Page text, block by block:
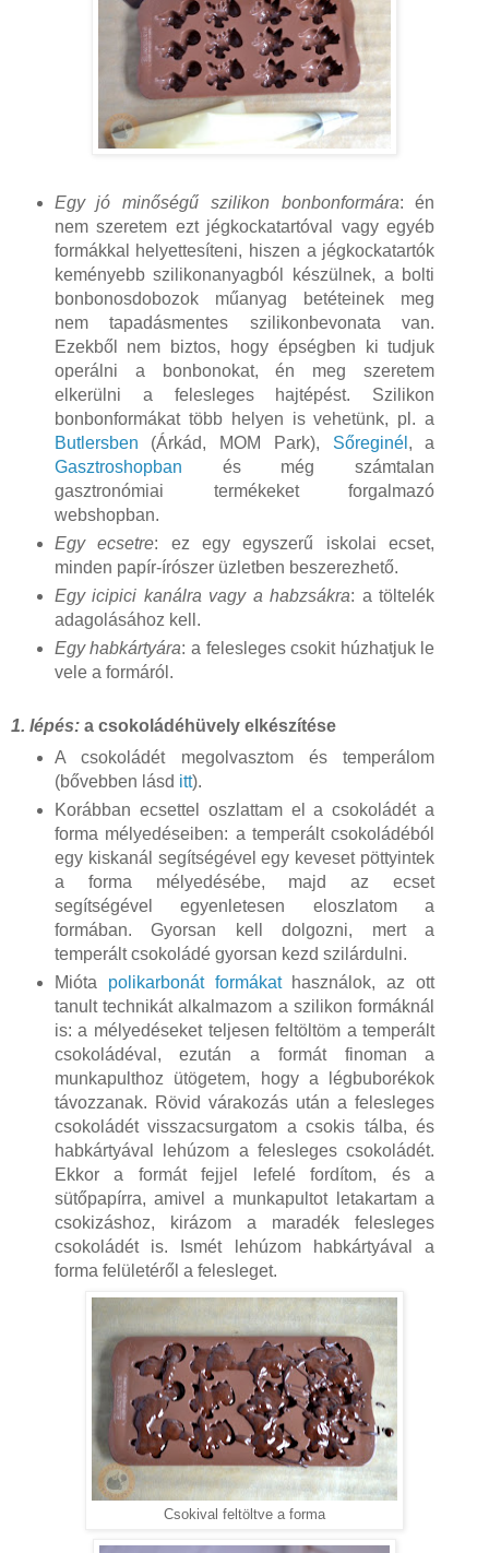
Egy jó minőségű szilikon bonbonformára: én
nem szeretem ezt jégkockatartóval vagy egyéb
formákkal helyettesíteni, hiszen a jégkockatartók
keményebb szilikonanyagból készülnek, a bolti
bonbonosdobozok műanyag betéteinek meg
nem tapadásmentes szilikonbevonata van.
Ezekből nem biztos, hogy épségben ki tudjuk
operálni a bonbonokat, én meg szeretem
elkerülni a felesleges hajtépést. Szilikon
bonbonformákat több helyen is vehetünk, pl. a
Butlersben (Árkád, MOM Park), Sőreginél , a
Gasztroshopban és még számtalan
gasztronómiai termékeket forgalmazó
webshopban.
Egy ecsetre: ez egy egyszerű iskolai ecset,
minden papír-írószer üzletben beszerezhető.
Egy icipici kanálra vagy a habzsákra: a töltelék
adagolásához kell.
Egy habkártyára: a felesleges csokit húzhatjuk le
vele a formáról.
1. lépés: a csokoládéhüvely elkészítése
A csokoládét megolvasztom és temperálom
(bővebben lásd itt).
Korábban ecsettel oszlattam el a csokoládét a
forma mélyedéseiben: a temperált csokoládéból
egy kiskanál segítségével egy keveset pöttyintek
a forma mélyedésébe, majd az ecset
segítségével egyenletesen eloszlatom a
formában. Gyorsan kell dolgozni, mert a
temperált csokoládé gyorsan kezd szilárdulni.
Mióta polikarbonát formákathasználok, az ott
tanult technikát alkalmazom a szilikon formáknál
is: a mélyedéseket teljesen feltöltöm a temperált
csokoládéval, ezután a formát finoman a
munkapulthoz ütögetem, hogy a légbuborékok
távozzanak. Rövid várakozás után a felesleges
csokoládét visszacsurgatom a csokis tálba, és
habkártyával lehúzom a felesleges csokoládét.
Ekkor a formát fejjel lefelé fordítom, és a
sütőpapírra, amivel a munkapultot letakartam a
csokizáshoz, kirázom a maradék felesleges
csokoládét is. Ismét lehúzom habkártyával a
forma felületéről a felesleget.
Csokival feltöltve a forma